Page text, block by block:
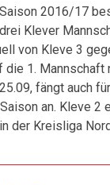
2016/17
Klever
von Kleve 3
1. Mannschaft
fängt auch
an. Kleve 2
der Kreisliga